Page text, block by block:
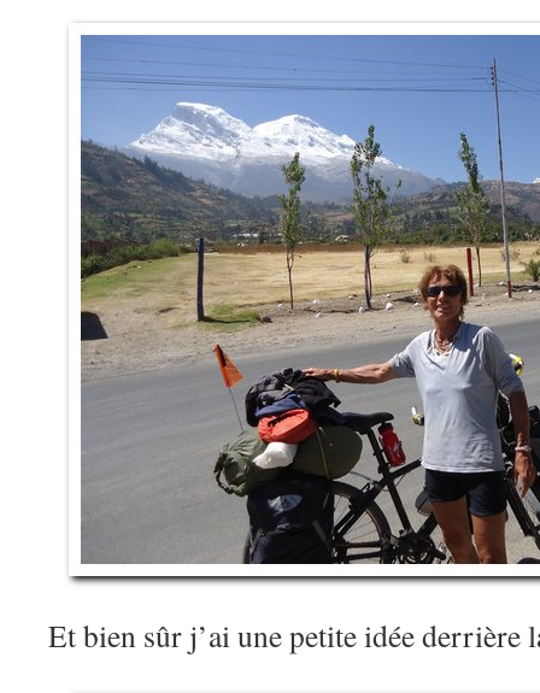
Et bien sûr j’ai une petite idée